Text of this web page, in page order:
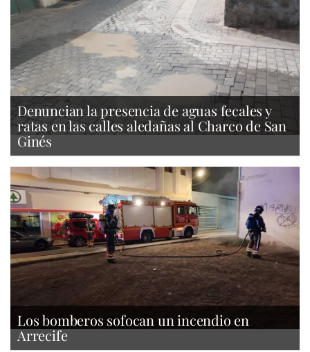
Denuncian la presencia de aguas fecales y
ratas en las calles aledañas al Charco de San
Ginés
Los bomberos sofocan un incendio en
Arrecife